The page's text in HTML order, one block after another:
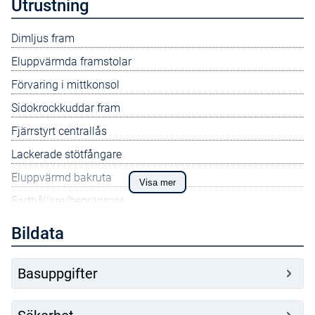
Utrustning
Dimljus fram
Eluppvärmda framstolar
Förvaring i mittkonsol
Sidokrockkuddar fram
Fjärrstyrt centrallås
Lackerade stötfångare
Eluppvärmd bakruta
Farthållare/begränsare
Elfönsterhissar fram
Däckreparationssats
Krockkudde pass/urkoppbar
Visa mer
Bildata
Basuppgifter